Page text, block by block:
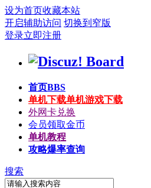
设为首页收藏本站
开启辅助访问 切换到窄版
登录立即注册
首页BBS
单机下载单机游戏下载
外网卡兑换
会员领取金币
单机教程
攻略爆率查询
搜索